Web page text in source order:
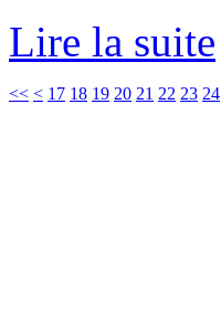
Lire la suite
<< < 17 18 19 20 21 22 23 24